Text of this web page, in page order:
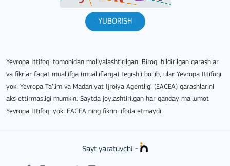
YUBORISH
Yevropa Ittifoqi tomonidan moliyalashtirilgan. Biroq, bildirilgan qarashlar
va fikrlar faqat muallifga (mualliflarga) tegishli bo‘lib, ular Yevropa Ittifoqi
yoki Yevropa Ta’lim va Madaniyat Ijroiya Agentligi (EACEA) qarashlarini
aks ettirmasligi mumkin. Saytda joylashtirilgan har qanday ma’lumot
Yevropa Ittifoqi yoki EACEA ning fikrini ifoda etmaydi.
Sayt yaratuvchi -